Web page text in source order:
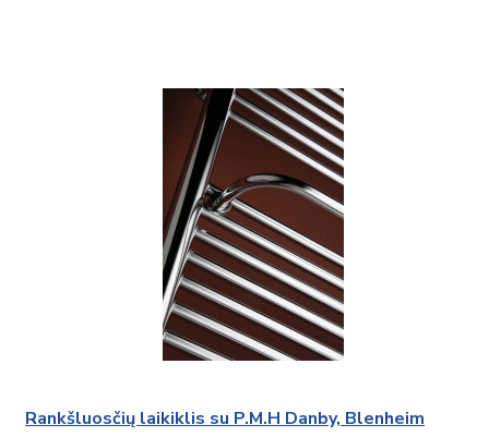
Rankšluosčių laikiklis su P.M.H Danby, Blenheim